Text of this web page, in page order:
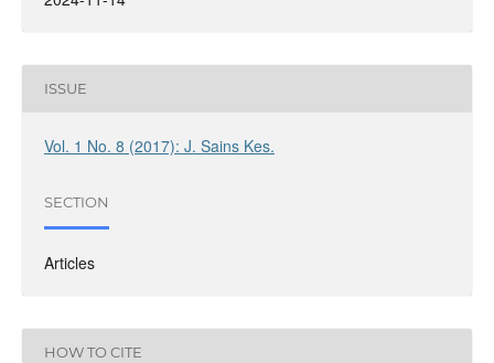
ISSUE
Vol. 1 No. 8 (2017): J. Sains Kes.
SECTION
Articles
HOW TO CITE